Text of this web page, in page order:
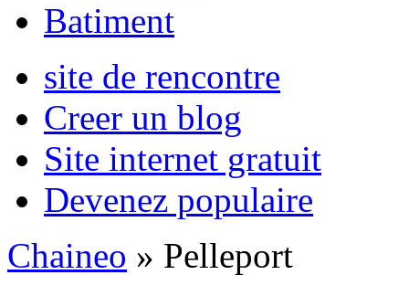
Batiment
site de rencontre
Creer un blog
Site internet gratuit
Devenez populaire
Chaineo » Pelleport